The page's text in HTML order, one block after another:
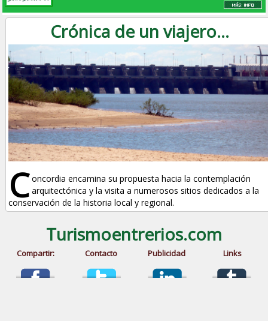
Crónica de un viajero...
C oncordia encamina su propuesta hacia la contemplación
arquitectónica y la visita a numerosos sitios dedicados a la
conservación de la historia local y regional.
Turismoentrerios.com
Compartir: Contacto Publicidad Links